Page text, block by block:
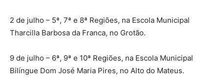
2 de julho – 5ª, 7ª e 8ª Regiões, na Escola Municipal
Tharcilla Barbosa da Franca, no Grotão.
9 de julho – 6ª, 9ª e 10ª Regiões, na Escola Municipal
Bilíngue Dom José Maria Pires, no Alto do Mateus.